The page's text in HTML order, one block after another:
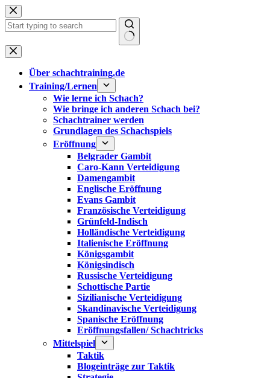
Zum
Inhalt
springen
Keine
Ergebnisse
Über schachtraining.de
Training/Lernen
Wie lerne ich Schach?
Wie bringe ich anderen Schach bei?
Schachtrainer werden
Grundlagen des Schachspiels
Eröffnung
Belgrader Gambit
Caro-Kann Verteidigung
Damengambit
Englische Eröffnung
Evans Gambit
Französische Verteidigung
Grünfeld-Indisch
Holländische Verteidigung
Italienische Eröffnung
Königsgambit
Königsindisch
Russische Verteidigung
Schottische Partie
Sizilianische Verteidigung
Skandinavische Verteidigung
Spanische Eröffnung
Eröffnungsfallen/ Schachtricks
Mittelspiel
Taktik
Blogeinträge zur Taktik